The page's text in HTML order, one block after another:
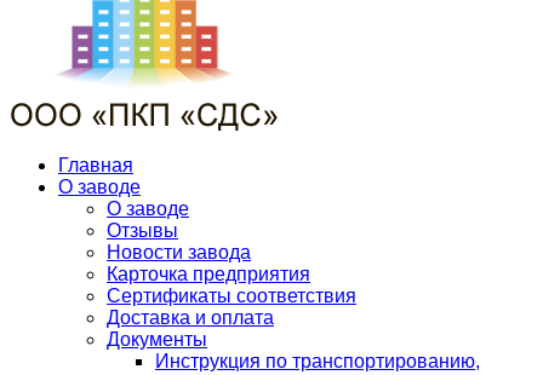
Главная
О заводе
О заводе
Отзывы
Новости завода
Карточка предприятия
Сертификаты соответствия
Доставка и оплата
Документы
Инструкция по транспортированию,